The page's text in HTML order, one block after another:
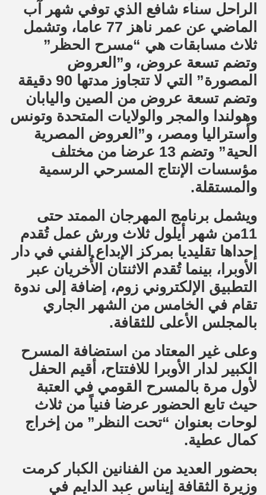
الراحل سناء شافع الذي توفي شهر آب
الماضي عن عمر ناهز 77 عاما، وتشمل
ثلاث مسابقات هي “مسرح الحظر”
وتضم تسعة عروض، و”العروض
المصورة” التي لا تتجاوز مدتها 90 دقيقة
وتضم تسعة عروض من الصين واليابان
وهولندا والمجر والولايات المتحدة وتونس
وأستراليا ومصر، و”العروض المصرية
الحية” وتضم 13 عرضا من مختلف
مؤسسات الإنتاج المسرحي الرسمية
والمستقلة.
ويشمل برنامج المهرجان الممتد حتى
11من شهر أيلول ثلاث ورش عمل تُقدم
إحداها تقليديا بمركز الإبداع الفني في دار
الأوبرا، بينما تُقدم الاثنتان الأُخريان عبر
التطبيق الإلكتروني زوم، إضافة إلى ندوة
تقام في الخامس من الشهر الجاري
بالمجلس الأعلى للثقافة.
وعلى غير المعتاد من استضافة المسرح
الكبير لدار الأوبرا للافتتاح، أقيم الحفل
لأول مرة بالمسرح القومي في العتبة
حيث تابع الحضور عرضا فنياً من ثلاث
لوحات بعنوان “تحت النظر” من إخراج
كمال عطية.
بحضور العديد من الفنانين الكبار كرمت
وزيرة الثقافة إيناس عبد الدايم في